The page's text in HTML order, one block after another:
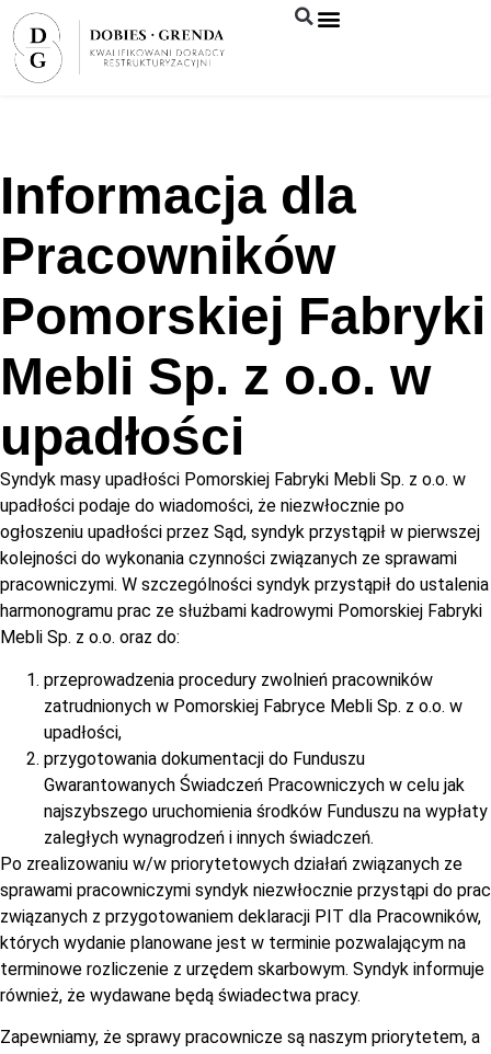
Informacja dla
Pracowników
Pomorskiej Fabryki
Mebli Sp. z o.o. w
upadłości
Syndyk masy upadłości Pomorskiej Fabryki Mebli Sp. z o.o. w
upadłości podaje do wiadomości, że niezwłocznie po
ogłoszeniu upadłości przez Sąd, syndyk przystąpił w pierwszej
kolejności do wykonania czynności związanych ze sprawami
pracowniczymi. W szczególności syndyk przystąpił do ustalenia
harmonogramu prac ze służbami kadrowymi Pomorskiej Fabryki
Mebli Sp. z o.o. oraz do:
przeprowadzenia procedury zwolnień pracowników
zatrudnionych w Pomorskiej Fabryce Mebli Sp. z o.o. w
upadłości,
przygotowania dokumentacji do Funduszu
Gwarantowanych Świadczeń Pracowniczych w celu jak
najszybszego uruchomienia środków Funduszu na wypłaty
zaległych wynagrodzeń i innych świadczeń.
Po zrealizowaniu w/w priorytetowych działań związanych ze
sprawami pracowniczymi syndyk niezwłocznie przystąpi do prac
związanych z przygotowaniem deklaracji PIT dla Pracowników,
których wydanie planowane jest w terminie pozwalającym na
terminowe rozliczenie z urzędem skarbowym. Syndyk informuje
również, że wydawane będą świadectwa pracy.
Zapewniamy, że sprawy pracownicze są naszym priorytetem, a